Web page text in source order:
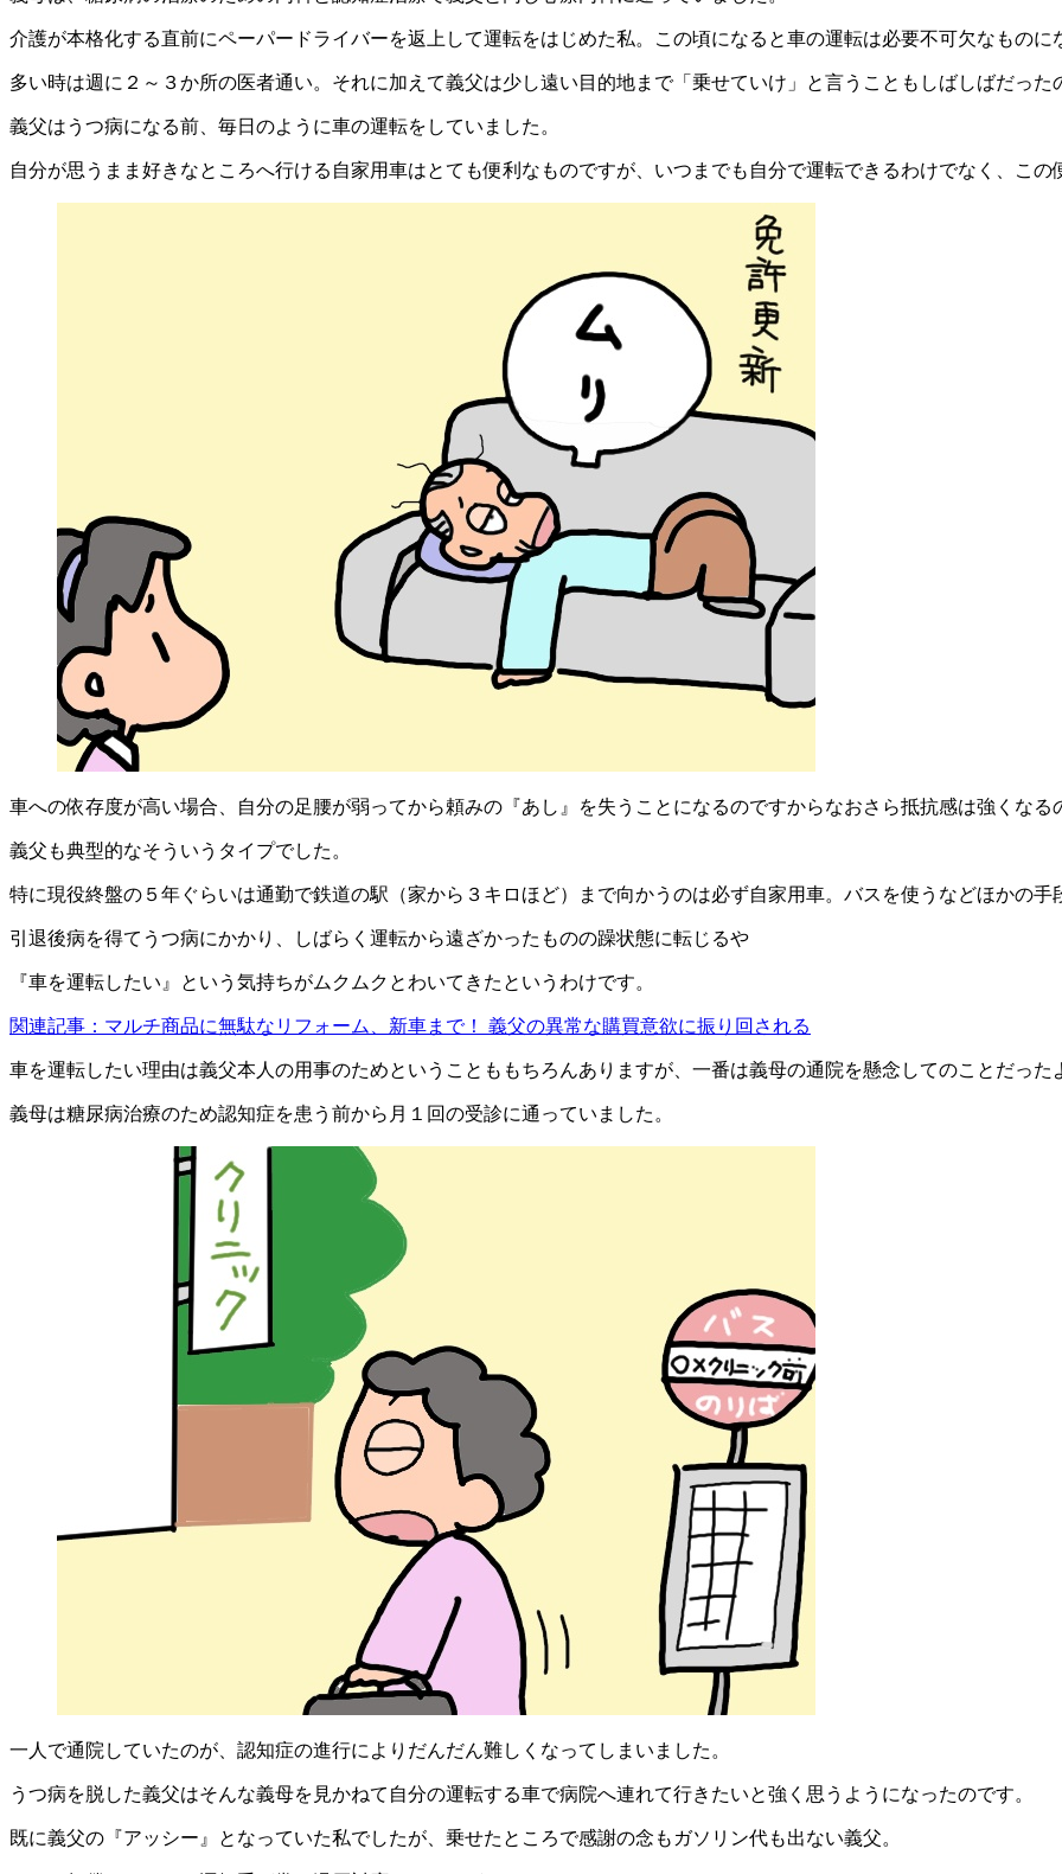
介護が本格化する直前にペーパードライバーを返上して運転をはじめた私。この頃になると車の運転は必要不可欠なものに
多い時は週に２～３か所の医者通い。それに加えて義父は少し遠い目的地まで「乗せていけ」と言うこともしばしばだった
義父はうつ病になる前、毎日のように車の運転をしていました。
自分が思うまま好きなところへ行ける自家用車はとても便利なものですが、いつまでも自分で運転できるわけでなく、こ
車への依存度が高い場合、自分の足腰が弱ってから頼みの『あし』を失うことになるのですからなおさら抵抗感は強くなる
義父も典型的なそういうタイプでした。
特に現役終盤の５年ぐらいは通勤で鉄道の駅（家から３キロほど）まで向かうのは必ず自家用車。バスを使うなどほかの
引退後病を得てうつ病にかかり、しばらく運転から遠ざかったものの躁状態に転じるや
『車を運転したい』という気持ちがムクムクとわいてきたというわけです。
関連記事：マルチ商品に無駄なリフォーム、新車まで！ 義父の異常な購買意欲に振り回される
車を運転したい理由は義父本人の用事のためということももちろんありますが、一番は義母の通院を懸念してのことだった
義母は糖尿病治療のため認知症を患う前から月１回の受診に通っていました。
一人で通院していたのが、認知症の進行によりだんだん難しくなってしまいました。
うつ病を脱した義父はそんな義母を見かねて自分の運転する車で病院へ連れて行きたいと強く思うようになったのです。
既に義父の『アッシー』となっていた私でしたが、乗せたところで感謝の念もガソリン代も出ない義父。